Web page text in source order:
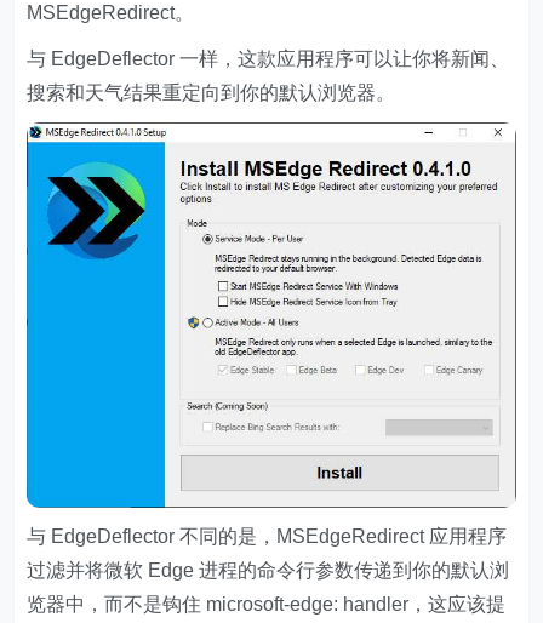
MSEdgeRedirect。
与 EdgeDeflector 一样，这款应用程序可以让你将新闻、
搜索和天气结果重定向到你的默认浏览器。
与 EdgeDeflector 不同的是，MSEdgeRedirect 应用程序
过滤并将微软 Edge 进程的命令行参数传递到你的默认浏
览器中，而不是钩住 microsoft-edge: handler，这应该提